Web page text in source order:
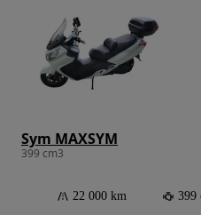
Sym MAXSYM
399 cm3
22 000 km 399